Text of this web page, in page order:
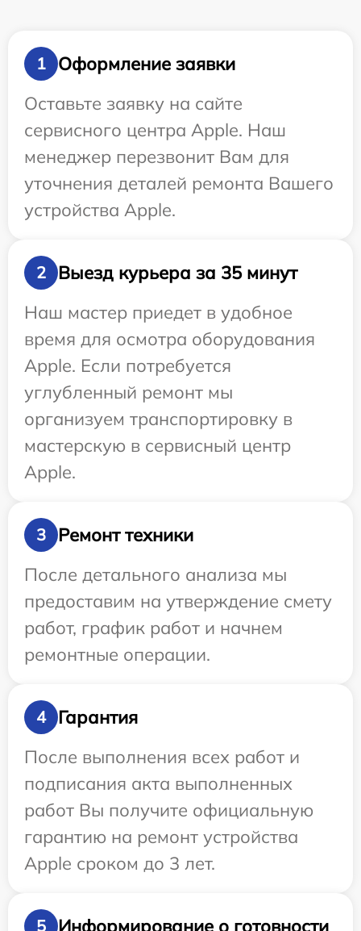
1
Оформление заявки
Оставьте заявку на сайте
сервисного центра Apple. Наш
менеджер перезвонит Вам для
уточнения деталей ремонта Вашего
устройства Apple.
2
Выезд курьера за 35 минут
Наш мастер приедет в удобное
время для осмотра оборудования
Apple. Если потребуется
углубленный ремонт мы
организуем транспортировку в
мастерскую в сервисный центр
Apple.
3
Ремонт техники
После детального анализа мы
предоставим на утверждение смету
работ, график работ и начнем
ремонтные операции.
4
Гарантия
После выполнения всех работ и
подписания акта выполненных
работ Вы получите официальную
гарантию на ремонт устройства
Apple сроком до 3 лет.
5 Информирование о готовности